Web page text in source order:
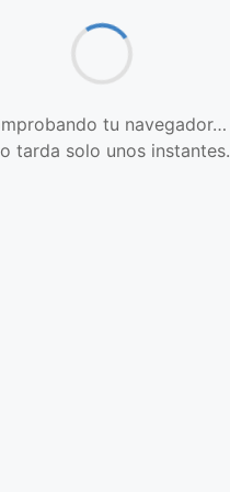
tu navegador…
tarda solo unos instantes.